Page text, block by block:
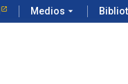
Medios arrow_drop_down